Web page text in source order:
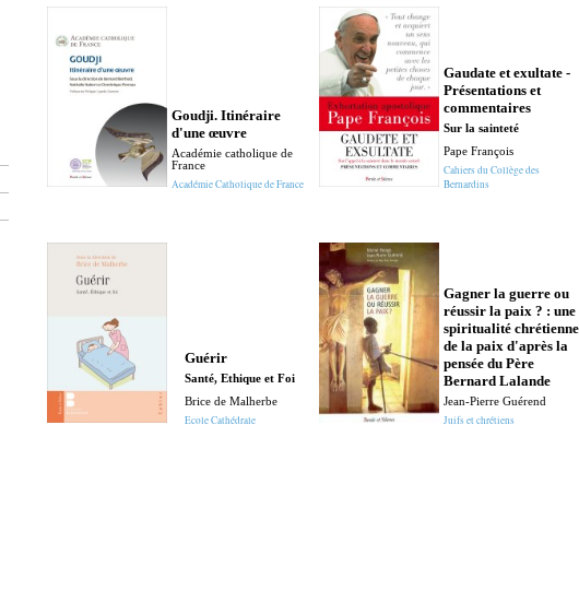
Goudji. Itinéraire
d'une œuvre
Académie catholique de
France
Académie Catholique de France
Gaudate et exultate -
Présentations et
commentaires
Sur la sainteté
Pape François
Cahiers du Collège des
Bernardins
Guérir
Santé, Ethique et Foi
Brice de Malherbe
Ecole Cathédrale
Gagner la guerre ou
réussir la paix ? : une
spiritualité chrétienne
de la paix d'après la
pensée du Père
Bernard Lalande
Jean-Pierre Guérend
Juifs et chrétiens